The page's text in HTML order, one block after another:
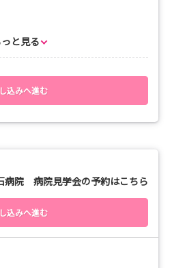
す。
。
と見る
込みへ進む
病院 病院見学会の予約はこちら
込みへ進む